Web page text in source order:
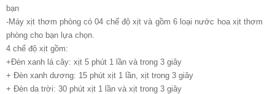
bạn
-Máy xịt thơm phòng có 04 chế độ xịt và gồm 6 loại nước hoa xịt thơm
phòng cho bạn lựa chọn.
4 chế độ xịt gồm:
+Đèn xanh lá cây: xịt 5 phút 1 lần và trong 3 giây
+ Đèn xanh dương: 15 phút xịt 1 lần, xịt trong 3 giây
+ Đèn da trời: 30 phút xịt 1 lần và xịt trong 3 giây